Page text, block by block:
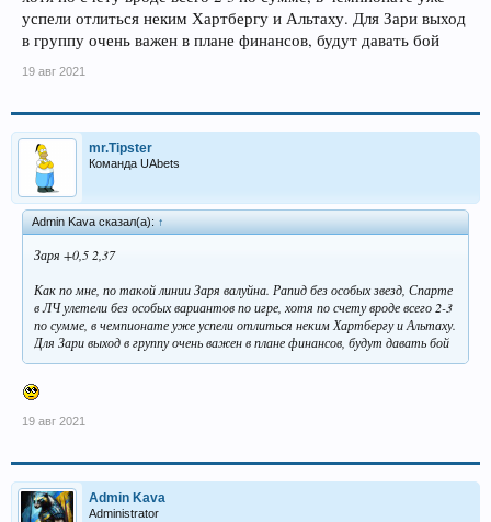
успели отлиться неким Хартбергу и Альтаху. Для Зари выход
в группу очень важен в плане финансов, будут давать бой
19 авг 2021
mr.Tipster
Команда UAbets
Admin Kava сказал(а): ↑
Заря +0,5 2,37
Как по мне, по такой линии Заря валуйна. Рапид без особых звезд, Спарте
в ЛЧ улетели без особых вариантов по игре, хотя по счету вроде всего 2-3
по сумме, в чемпионате уже успели отлиться неким Хартбергу и Альтаху.
Для Зари выход в группу очень важен в плане финансов, будут давать бой
19 авг 2021
Admin Kava
Administrator